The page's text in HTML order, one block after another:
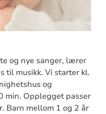
og nye sanger, lærer
til musikk. Vi starter kl.
og
min. Opplegget passer
Barn mellom 1 og 2 år